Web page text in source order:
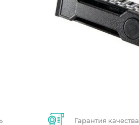
Гарантия качества